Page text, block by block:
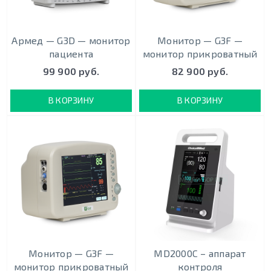
Армед — G3D — монитор
пациента
99 900 руб.
В КОРЗИНУ
Монитор — G3F —
монитор прикроватный
82 900 руб.
В КОРЗИНУ
Монитор — G3F —
монитор прикроватный
MD2000С – аппарат
контроля